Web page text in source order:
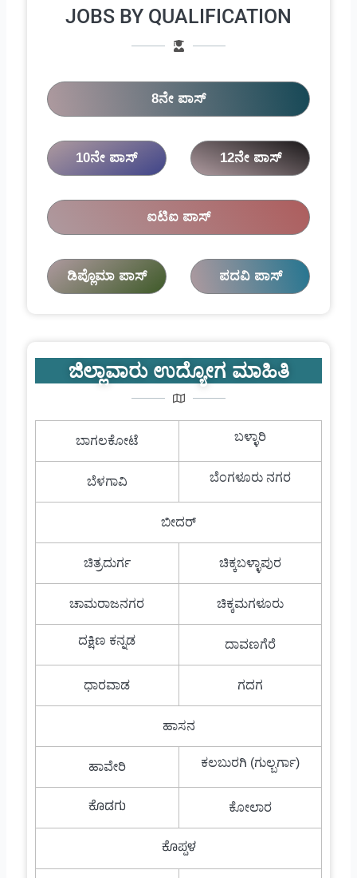
JOBS BY QUALIFICATION
8ನೇ ಪಾಸ್
10ನೇ ಪಾಸ್ 12ನೇ ಪಾಸ್
ಐಟಿಐ ಪಾಸ್
ಡಿಪ್ಲೊಮಾ ಪಾಸ್ ಪದವಿ ಪಾಸ್
ಜಿಲ್ಲಾವಾರು ಉದ್ಯೋಗ ಮಾಹಿತಿ
ಬಾಗಲಕೋಟೆ ಬಳ್ಳಾರಿ
ಬೆಳಗಾವಿ ಬೆಂಗಳೂರು ನಗರ
ಬೀದರ್
ಚಿತ್ರದುರ್ಗ ಚಿಕ್ಕಬಳ್ಳಾಪುರ
ಚಾಮರಾಜನಗರ ಚಿಕ್ಕಮಗಳೂರು
ದಕ್ಷಿಣ ಕನ್ನಡ ದಾವಣಗೆರೆ
ಧಾರವಾಡ ಗದಗ
ಹಾಸನ
ಹಾವೇರಿ ಕಲಬುರಗಿ (ಗುಲ್ಬರ್ಗಾ)
ಕೊಡಗು ಕೋಲಾರ
ಕೊಪ್ಪಳ